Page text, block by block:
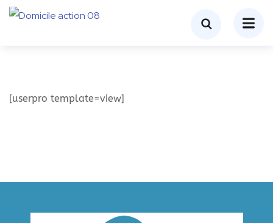
[userpro template=view]